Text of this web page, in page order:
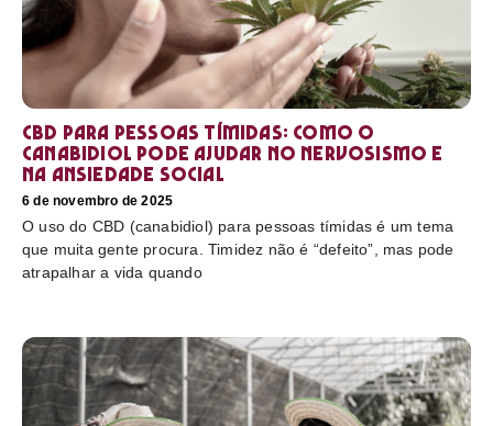
CBD para pessoas tímidas: como o
canabidiol pode ajudar no nervosismo e
na ansiedade social
6 de novembro de 2025
O uso do CBD (canabidiol) para pessoas tímidas é um tema
que muita gente procura. Timidez não é “defeito”, mas pode
atrapalhar a vida quando